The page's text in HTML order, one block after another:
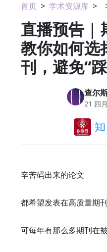
首页 > 学术资源库 >
直播预告 |
教你如何选
刊，避免“踩
查尔
21 四
辛苦码出来的论文
都希望发表在高质量期
可每年有那么多期刊在